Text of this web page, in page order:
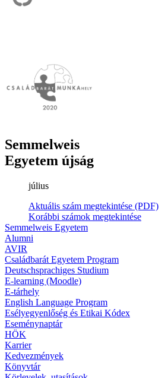
Semmelweis
Egyetem újság
július
Aktuális szám megtekintése (PDF)
Korábbi számok megtekintése
Semmelweis Egyetem
Alumni
AVIR
Családbarát Egyetem Program
Deutschsprachiges Studium
E-learning (Moodle)
E-tárhely
English Language Program
Esélyegyenlőség és Etikai Kódex
Eseménynaptár
HÖK
Karrier
Kedvezmények
Könyvtár